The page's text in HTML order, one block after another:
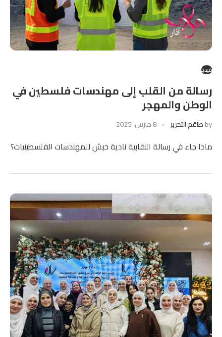
ميديا
رسالة من القلب إلى مهندسات فلسطين في
الوطن والمهجر
byطاقم التحرير 8 مارس، 2025
ماذا جاء في رسالة النقابية نادية حبش للمهندسات الفلسطينيات؟